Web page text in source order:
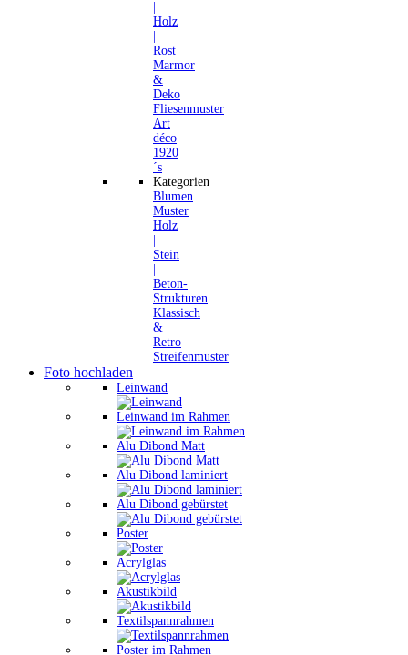
Holz
Rost
Marmor
&
Deko
Fliesenmuster
Art
déco
1920
´s
Kategorien
Blumen
Muster
Holz
Stein
Beton-
Strukturen
Klassisch
&
Retro
Streifenmuster
Foto hochladen
Leinwand
Leinwand im Rahmen
Alu Dibond Matt
Alu Dibond laminiert
Alu Dibond gebürstet
Poster
Acrylglas
Akustikbild
Textilspannrahmen
Poster im Rahmen